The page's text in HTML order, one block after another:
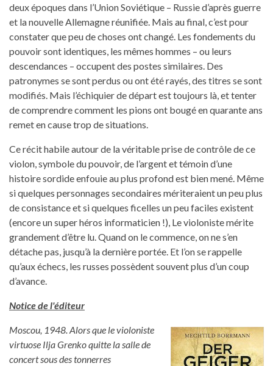
deux époques dans l’Union Soviétique – Russie d’après guerre
et la nouvelle Allemagne réunifiée. Mais au final, c’est pour
constater que peu de choses ont changé. Les fondements du
pouvoir sont identiques, les mêmes hommes – ou leurs
descendances – occupent des postes similaires. Des
patronymes se sont perdus ou ont été rayés, des titres se sont
modifiés. Mais l’échiquier de départ est toujours là, et tenter
de comprendre comment les pions ont bougé en quarante ans
remet en cause trop de situations.
Ce récit habile autour de la véritable prise de contrôle de ce
violon, symbole du pouvoir, de l’argent et témoin d’une
histoire sordide enfouie au plus profond est bien mené. Même
si quelques personnages secondaires mériteraient un peu plus
de consistance et si quelques ficelles un peu faciles existent
(encore un super héros informaticien !), Le violoniste mérite
grandement d’être lu. Quand on le commence, on ne s’en
détache pas, jusqu’à la dernière portée. Et l’on se rappelle
qu’aux échecs, les russes possèdent souvent plus d’un coup
d’avance.
Notice de l'éditeur
Moscou, 1948. Alors que le violoniste
virtuose Ilja Grenko quitte la salle de
concert sous des tonnerres